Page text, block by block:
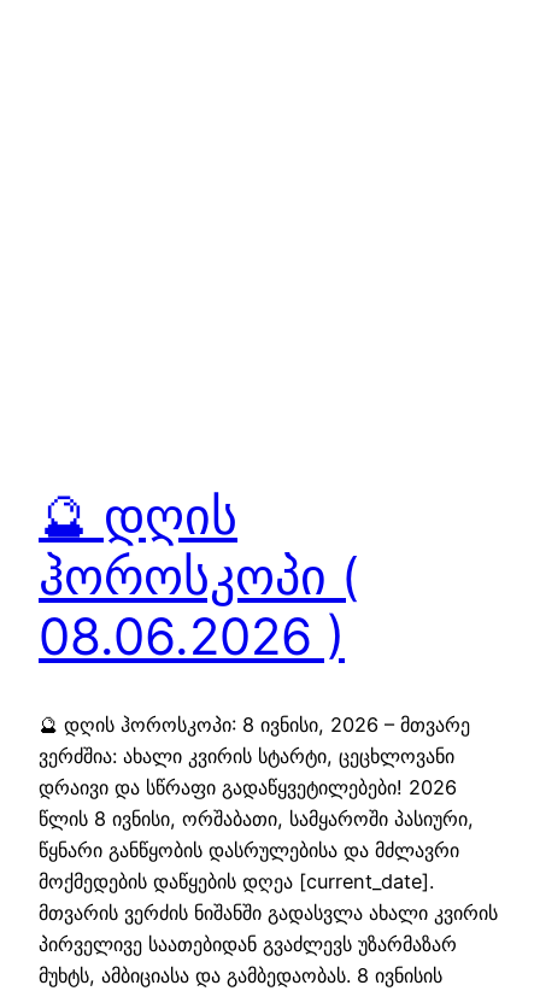
🔮 დღის
ჰოროსკოპი (
08.06.2026 )
🔮 დღის ჰოროსკოპი: 8 ივნისი, 2026 – მთვარე
ვერძშია: ახალი კვირის სტარტი, ცეცხლოვანი
დრაივი და სწრაფი გადაწყვეტილებები! 2026
წლის 8 ივნისი, ორშაბათი, სამყაროში პასიური,
წყნარი განწყობის დასრულებისა და მძლავრი
მოქმედების დაწყების დღეა [current_date].
მთვარის ვერძის ნიშანში გადასვლა ახალი კვირის
პირველივე საათებიდან გვაძლევს უზარმაზარ
მუხტს, ამბიციასა და გამბედაობას. 8 ივნისის